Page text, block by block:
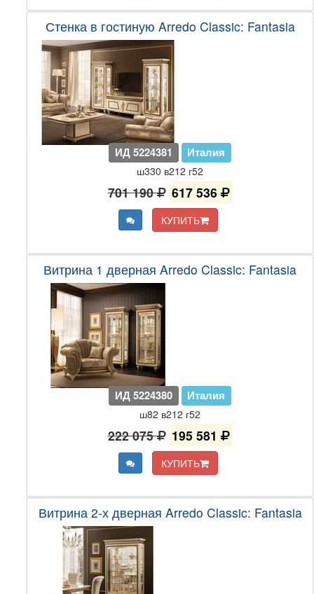
Стенка в гостиную Arredo Classic: Fantasia
ИД 5224381 Италия
ш330 в212 г52
701 190 617 536
КУПИТЬ
Витрина 1 дверная Arredo Classic: Fantasia
ИД 5224380 Италия
ш82 в212 г52
222 075 195 581
КУПИТЬ
Витрина 2-х дверная Arredo Classic: Fantasia